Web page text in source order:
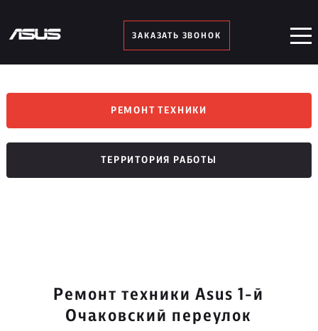
ЗАКАЗАТЬ ЗВОНОК
РЕМОНТ ТЕХНИКИ
ТЕРРИТОРИЯ РАБОТЫ
Ремонт техники Asus 1-й
Очаковский переулок